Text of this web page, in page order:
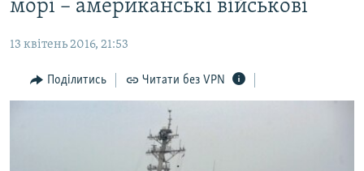
до
основної
Перейти
до
БЛОГИ
ПОГЛЯД
морі – американські військові
13 квітень 2016, 21:53
Поділитись Читати без VPN